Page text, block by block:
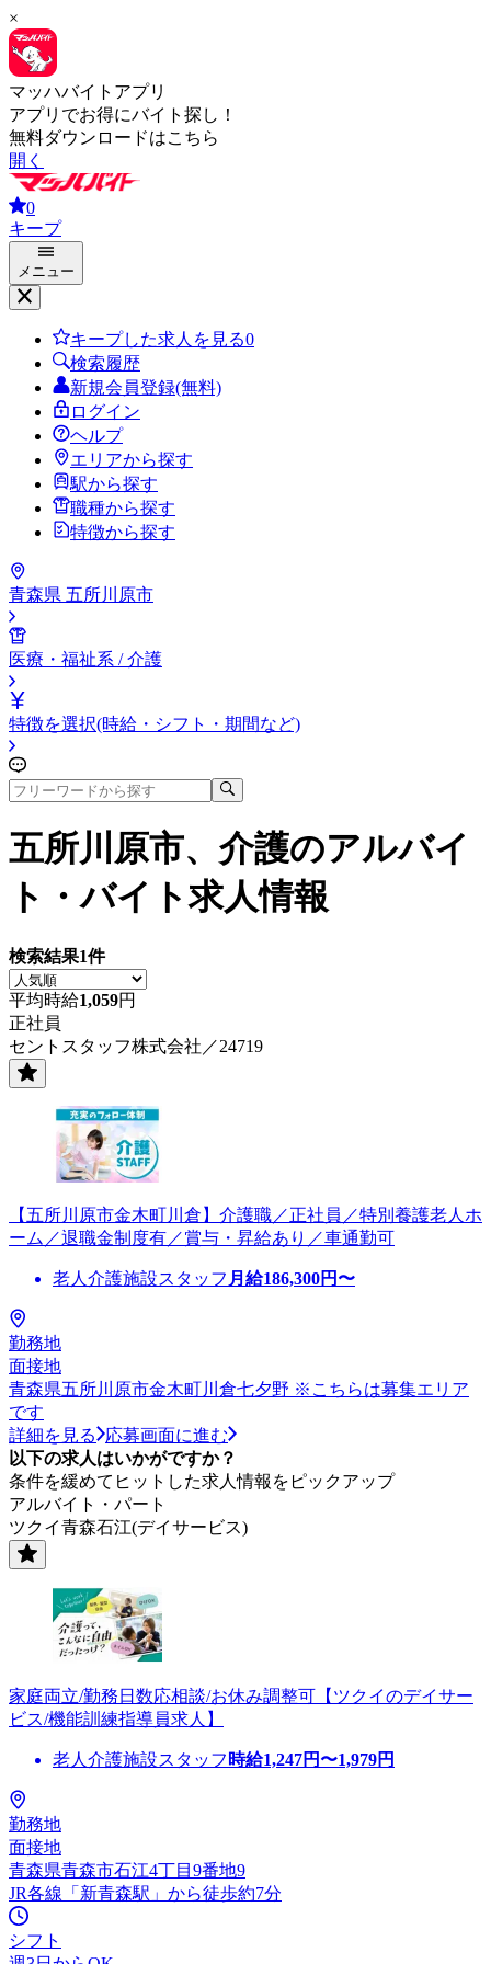
×
マッハバイトアプリ
アプリでお得にバイト探し！
無料ダウンロードはこちら
開く
0
キープ
メニュー
キープした求人を見る0
検索履歴
新規会員登録(無料)
ログイン
ヘルプ
エリアから探す
駅から探す
職種から探す
特徴から探す
青森県 五所川原市
医療・福祉系 / 介護
特徴を選択(時給・シフト・期間など)
五所川原市、介護のアルバイ
ト・バイト求人情報
検索結果1件
平均時給1,059円
正社員
セントスタッフ株式会社／24719
【五所川原市金木町川倉】介護職／正社員／特別養護老人ホ
ーム／退職金制度有／賞与・昇給あり／車通勤可
老人介護施設スタッフ 月給186,300円〜
勤務地
面接地
青森県五所川原市金木町川倉七夕野 ※こちらは募集エリア
です
詳細を見る
応募画面に進む
以下の求人はいかがですか？
条件を緩めてヒットした求人情報をピックアップ
アルバイト・パート
ツクイ青森石江(デイサービス)
家庭両立/勤務日数応相談/お休み調整可【ツクイのデイサー
ビス/機能訓練指導員求人】
老人介護施設スタッフ 時給1,247円〜1,979円
勤務地
面接地
青森県青森市石江4丁目9番地9
JR各線「新青森駅」から徒歩約7分
シフト